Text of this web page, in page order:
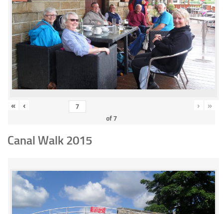
« ‹
of7
› »
Canal Walk 2015